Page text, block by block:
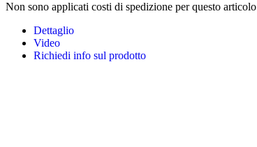
Non sono applicati costi di spedizione per questo articolo
Dettaglio
Video
Richiedi info sul prodotto